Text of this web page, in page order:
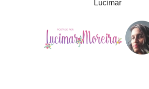
Lucimar